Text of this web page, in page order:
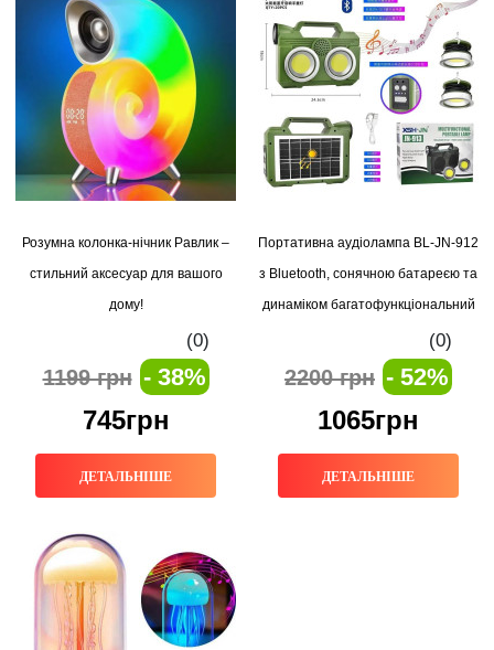
Розумна колонка-нічник Равлик –
стильний аксесуар для вашого
дому!
(0)
1199 грн - 38%
745грн
ДЕТАЛЬНІШЕ
Портативна аудіолампа BL-JN-912
з Bluetooth, сонячною батареєю та
динаміком багатофункціональний
світильник-колонка для дому,
відпочинку та подорожей
(0)
2200 грн - 52%
1065грн
ДЕТАЛЬНІШЕ